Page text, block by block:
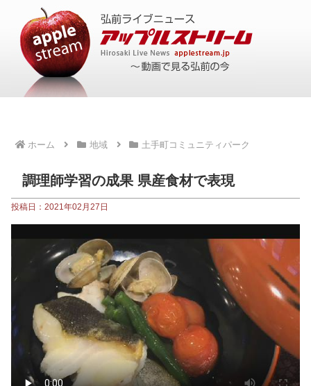
ホーム 地域 土手町コミュニティパーク
調理師学習の成果 県産食材で表現
投稿日：2021年02月27日